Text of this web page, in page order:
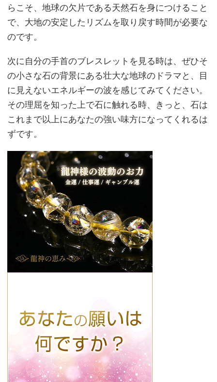
らこそ、地球の欠片である天然石を身につけること
で、大地の安定したリズムを取り戻す時間が必要な
のです。
次に自分の手首のブレスレットを見る時は、ぜひそ
の小さな石の背景にある壮大な地球のドラマと、目
に見えないエネルギーの波を感じてみてください。
その理屈を知った上で石に触れる時、きっと、石は
これまで以上にあなたの強い味方になってくれるは
ずです。